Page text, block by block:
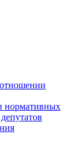
нормативных